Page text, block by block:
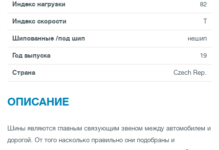
Индекс нагрузки 82
Индекс скорости T
Шипованные /под шип нешип
Год выпуска 19
Страна Czech Rep.
ОПИСАНИЕ
Шины являются главным связующим звеном между автомобилем и
дорогой. От того насколько правильно они подобраны и